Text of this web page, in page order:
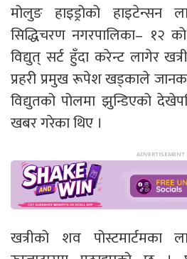
मोलुङ हाइड्रोको हाइटेन्सन
सिद्धिचरण नगरपालिका– १२
विद्युत् सर्ट हुँदा करेन्ट लागेर
प्रहरी प्रमुख रूपेश खड्काले
विद्युतको पोलमा झुन्डिएको
खबर गरेका थिए ।
खत्रीको शव पोस्टमार्टमका